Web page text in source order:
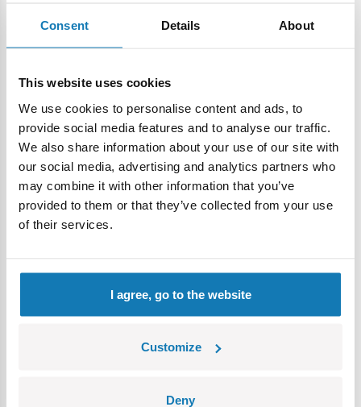
Consent Details About
This website uses cookies
We use cookies to personalise content and ads, to
provide social media features and to analyse our traffic.
We also share information about your use of our site with
our social media, advertising and analytics partners who
may combine it with other information that you’ve
provided to them or that they’ve collected from your use
of their services.
I agree, go to the website
Customize
Deny
Bohaterowie bajek animowanych stanowią często dla
dzieci wzory do naśladowania. Maluchy utożsamiają się z
bajkowych. Takiefigurkito doskonały prezent, także pod
choinkę, ale nie tylko. Jeśli wiemy, kto jest aktualnie
ulubioną postacią dziecka, możemy sprawić mu taką figurkę
praktycznie na każdą okazję. Do najpopularniejszych należą
figurki bohaterów filmowych, takich jak:
Scooby Doo
Minionki latający bohaterowie
Jak wytresować smoka
PJ Masks- Pidżamersi.
jest dużo więcej. I nie ma raczej możliwości, aby nie znaleźć
można również dokupywać ciekawe zestawy tematyczne i